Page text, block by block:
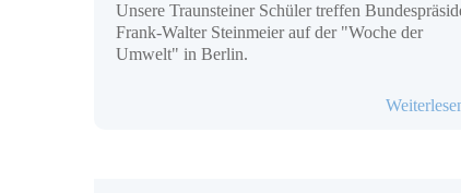
Unsere Traunsteiner Schüler treffen
Frank-Walter Steinmeier auf der "Woche der
Umwelt" in Berlin.